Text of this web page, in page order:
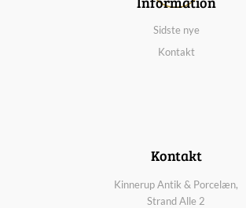
Sidste nye
Kontakt
Kontakt
Kinnerup Antik & Porcelæn,
Strand Alle 2